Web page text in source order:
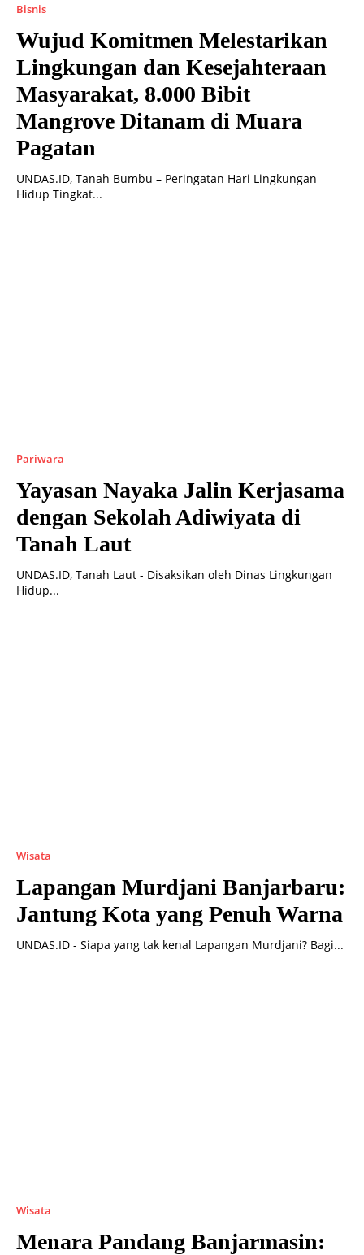
Bisnis
Wujud Komitmen Melestarikan
Lingkungan dan Kesejahteraan
Masyarakat, 8.000 Bibit
Mangrove Ditanam di Muara
Pagatan
UNDAS.ID, Tanah Bumbu – Peringatan Hari Lingkungan
Hidup Tingkat...
Pariwara
Yayasan Nayaka Jalin Kerjasama
dengan Sekolah Adiwiyata di
Tanah Laut
UNDAS.ID, Tanah Laut - Disaksikan oleh Dinas Lingkungan
Hidup...
Wisata
Lapangan Murdjani Banjarbaru:
Jantung Kota yang Penuh Warna
UNDAS.ID - Siapa yang tak kenal Lapangan Murdjani? Bagi...
Wisata
Menara Pandang Banjarmasin: